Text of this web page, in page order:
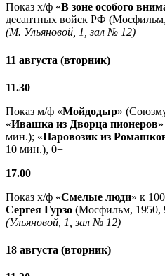
Показ х/ф «В зоне особого
десантных войск РФ
(М. Ульяновой, 1, зал № 12)
11 августа (вторник)
11.30
Показ м/ф «Мойдодыр»
«Ивашка из Дворца пионеров
мин.); «Паровозик из
10 мин.), 0+
17.00
Показ х/ф «Смелые люди» к
Сергея Гурзо (Мосфильм, 1950,
(Ульяновой, 1, зал № 12)
18 августа (вторник)